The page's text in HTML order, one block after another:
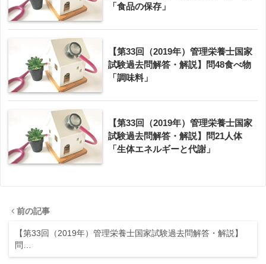
「食品の保存」
【第33回（2019年）管理栄養士国家
試験過去問解答・解説】問48食べ物
「調味料」
【第33回（2019年）管理栄養士国家
試験過去問解答・解説】問21人体
「生体エネルギーと代謝」
前の記事
【第33回（2019年）管理栄養士国家試験過去問解答・解説】
問…